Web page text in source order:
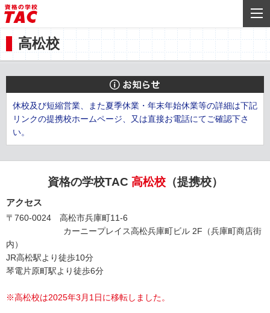
高松校
休校及び短縮営業、また夏季休業・年末年始休業等の詳細は下記
リンクの提携校ホームページ、又は直接お電話にてご確認下さ
い。
資格の学校TAC 高松校（提携校）
アクセス
〒760-0024 高松市兵庫町11-6
カーニープレイス高松兵庫町ビル 2F（兵庫町商店街
内）
JR高松駅より徒歩10分
琴電片原町駅より徒歩6分
※高松校は2025年3月1日に移転しました。